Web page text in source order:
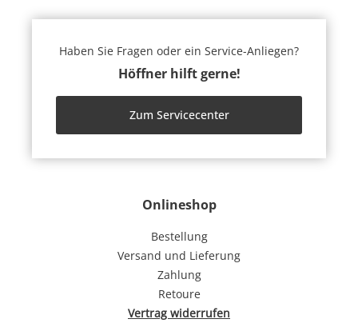
Onlineshop
Bestellung
Versand und Lieferung
Zahlung
Retoure
Vertrag widerrufen
Haben Sie Fragen oder ein Service-Anliegen?
Höffner hilft gerne!
Zum Servicecenter